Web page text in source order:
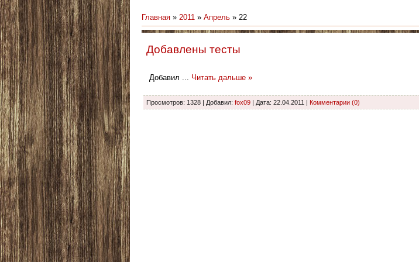
Главная » 2011 » Апрель » 22
Добавлены тесты
Добавил Читать дальше »
Просмотров: 1328 | Добавил: fox09 | Дата: 22.04.2011 | Комментарии (0)